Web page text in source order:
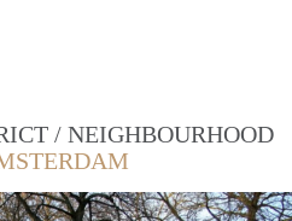
/ NEIGHBOURHOOD